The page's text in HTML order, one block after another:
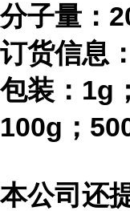
分子量：
订货信息：
包装： 1g
100g；
本公司还